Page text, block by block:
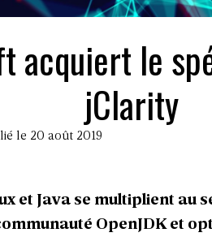
acquiert le
jClarity
le 20 août 2019
et Java se multiplient au
OpenJDK et